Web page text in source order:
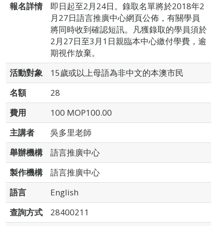
報名詳情
即日起至2月24日。錄取名單將於2018年2
月27日語言推廣中心網頁公佈，有關學員
將同時收到確認短訊。凡獲錄取的學員須於
2月27日至3月1日親臨本中心繳付學費，逾
期視作放棄。
活動對象
15歲或以上母語為非中文的本澳市民
名額
28
費用
100 MOP100.00
主講者
吳多里老師
舉辦機構
語言推廣中心
製作機構
語言推廣中心
語言
English
查詢方式
28400211